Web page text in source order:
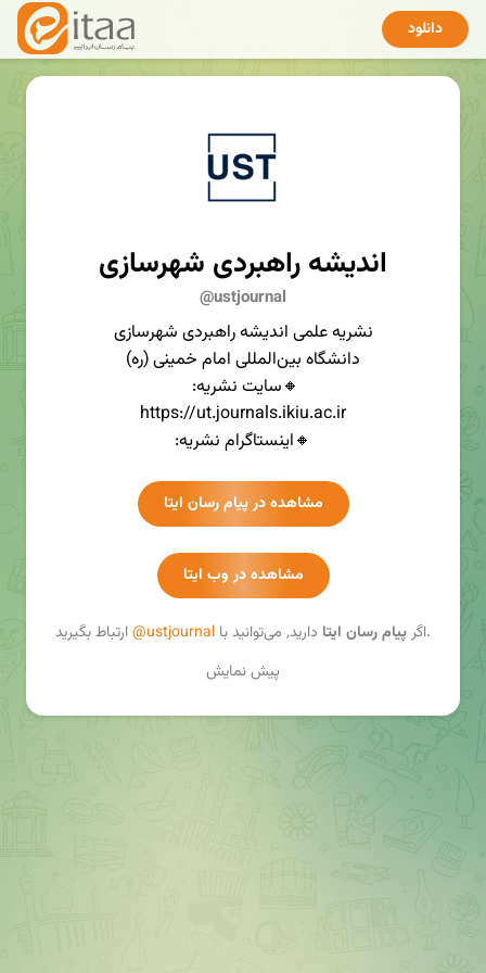
دانلود
اندیشه راهبردی شهرسازی
@ustjournal
نشریه علمی اندیشه راهبردی شهرسازی
دانشگاه بین‌المللی امام خمینی (ره)
🔸سایت نشریه:
https://ut.journals.ikiu.ac.ir
🔸اینستاگرام نشریه:
مشاهده در پیام رسان ایتا
مشاهده در وب ایتا
اگرپیام رسان ایتا دارید, می‌توانید با @ustjournal
ارتباط بگیرید.
پیش نمایش